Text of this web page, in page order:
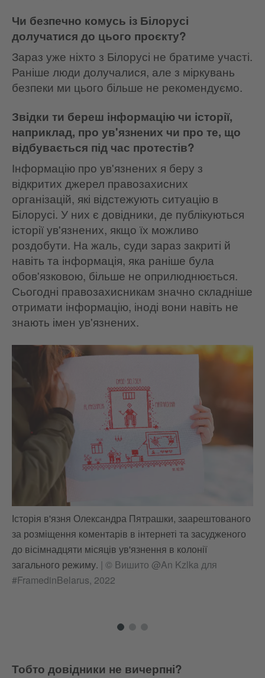
Чи безпечно комусь із Білорусі
долучатися до цього проєкту?
Зараз уже ніхто з Білорусі не братиме участі.
Раніше люди долучалися, але з міркувань
безпеки ми цього більше не рекомендуємо.
Звідки ти береш інформацію чи історії,
наприклад, про ув'язнених чи про те, що
відбувається під час протестів?
Інформацію про ув'язнених я беру з
відкритих джерел правозахисних
організацій, які відстежують ситуацію в
Білорусі. У них є довідники, де публікуються
історії ув'язнених, якщо їх можливо
роздобути. На жаль, суди зараз закриті й
навіть та інформація, яка раніше була
обов'язковою, більше не оприлюднюється.
Сьогодні правозахисникам значно складніше
отримати інформацію, іноді вони навіть не
знають імен ув'язнених.
Історія в'язня Олександра Пятрашки, заарештованого
за розміщення коментарів в інтернеті та засудженого
до вісімнадцяти місяців ув'язнення в колонії
загального режиму. | © Вишито @An Kzlka для
#FramedinBelarus, 2022
Тобто довідники не вичерпні?